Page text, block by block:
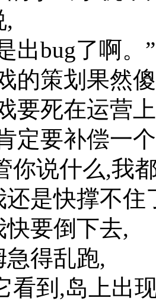
,
出bug了啊。”
的策划果然
要死在运营
定要补偿一
你说什么,我
还是快撑不住
快要倒下去,
急得乱跑,
看到,岛上出